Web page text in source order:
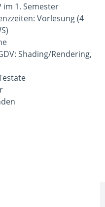
1. Semester
Vorlesung (4
Shading/Rendering,